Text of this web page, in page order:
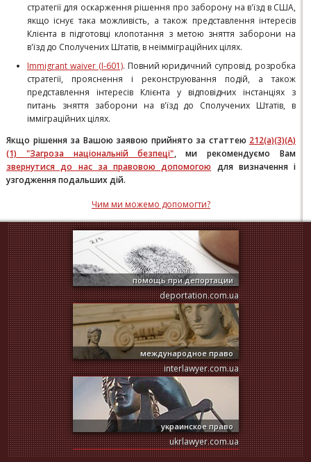
стратегії для оскарження рішення про заборону на в'їзд в США,
якщо існує така можливість, а також представлення інтересів
Клієнта в підготовці клопотання з метою зняття заборони на
в'їзд до Сполучених Штатів, в неімміграційних цілях.
Immigrant waiver (I-601). Повний юридичний супровід, розробка
стратегії, прояснення і реконструювання подій, а також
представлення інтересів Клієнта у відповідних інстанціях з
питань зняття заборони на в'їзд до Сполучених Штатів, в
імміграційних цілях.
Якщо рішення за Вашою заявою прийнято за статтею 212(a)(3)(A)
(1) "Загроза національній безпеці", ми рекомендуємо Вам
звернутися до нас за правовою допомогою для визначення і
узгодження подальших дій.
Чим ми можемо допомогти?
помощь при депортации
deportation.com.ua
международное право
interlawyer.com.ua
украинское право
ukrlawyer.com.ua